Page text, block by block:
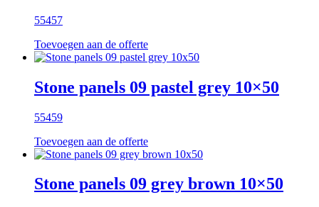
55457
Toevoegen aan de offerte
Stone panels 09 pastel grey 10×50
55459
Toevoegen aan de offerte
Stone panels 09 grey brown 10×50